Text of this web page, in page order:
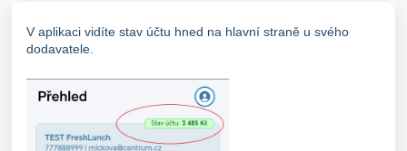
V aplikaci vidíte stav účtu hned na hlavní straně u svého
dodavatele.